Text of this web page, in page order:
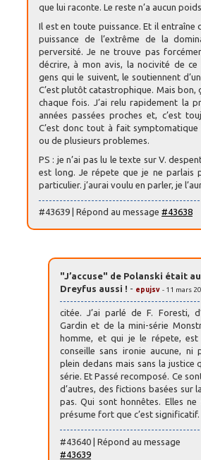
que lui raconte. Le reste n’a aucun
Il est en toute puissance. Et il entraîne
puissance de l’extrême de la
perversité. Je ne trouve pas
décrire, à mon avis, la nocivité de ce
gens qui le suivent, le soutiennent
C’est plutôt catastrophique. Mais bon,
chaque fois. J’ai relu rapidement la
années passées proches et, c’est
C’est donc tout à fait symptomatique
ou de plusieurs problemes.
PS : je n’ai pas lu le texte sur V.
est long. Je répete que je ne parlais
particulier. j’aurai voulu en parler, je
#43639 | Répond au message #43638
"J’accuse" de Polanski était
Dreyfus aussi ! - epujsv - 11 mars
citée. J’ai parlé de F. Foresti,
Gardin et de la mini-série
homme, et qui je le répete,
conseille sans ironie aucune, ni
plein dedans mais sans la justice
série. Et Passé recomposé. Ce
d’autres, des fictions basées sur
pas. Qui sont honnêtes. Elles
présume fort que c’est significatif.
#43640 | Répond au message
#43639